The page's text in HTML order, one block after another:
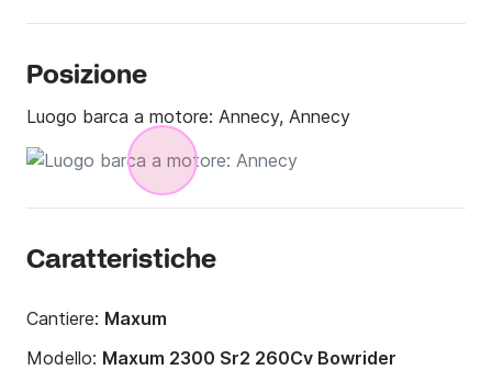
Posizione
Luogo barca a motore: Annecy, Annecy
Caratteristiche
Cantiere: Maxum
Modello: Maxum 2300 Sr2 260Cv Bowrider